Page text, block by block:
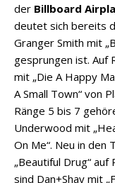
der Billboard
deutet sich bereits
Granger Smith mit
gesprungen ist. Auf
mit „Die A Happy
A Small Town“ von
Ränge 5 bis 7
Underwood mit
On Me“. Neu in den
„Beautiful Drug“
sind Dan+Shay mit